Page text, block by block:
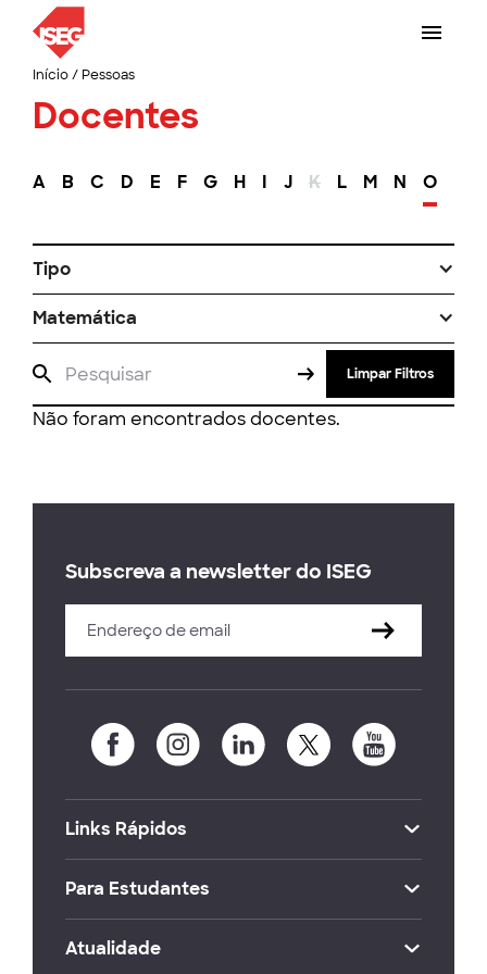
Início/ Pessoas
Docentes
A B C D E F G H I J K L M N O
Tipo
Matemática
Limpar Filtros
Não foram encontrados docentes.
Subscreva a newsletter do ISEG
Links Rápidos
Para Estudantes
Atualidade